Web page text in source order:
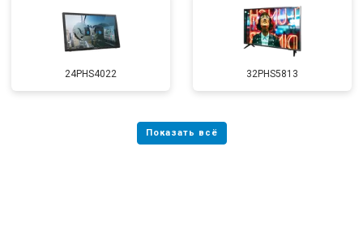
24PHS4022 32PHS5813